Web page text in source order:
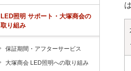
LED照明 サポート・大塚商会の
取り組み
保証期間・アフターサービス
大塚商会 LED照明への取り組み